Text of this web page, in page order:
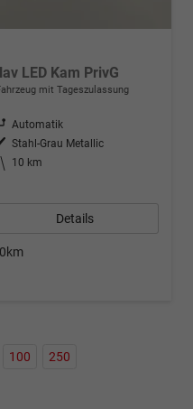
LED Kam PrivG
mit Tageszulassung
Getriebe Automatik
Stahl-Grau Metallic
10 km
Details
100 250